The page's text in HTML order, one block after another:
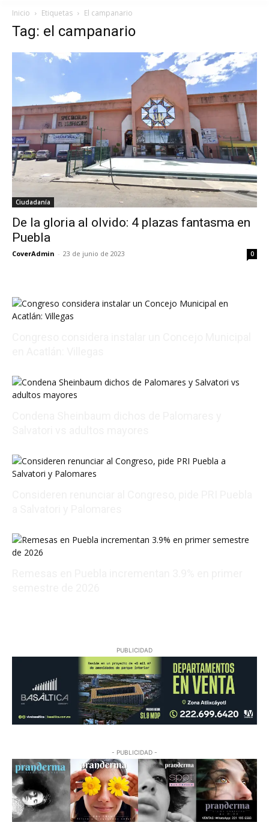
Inicio Etiquetas El campanario
Tag: el campanario
Ciudadanía
De la gloria al olvido: 4 plazas fantasma en
Puebla
CoverAdmin - 23 de junio de 2023 0
PUBLICIDAD
- PUBLICIDAD -